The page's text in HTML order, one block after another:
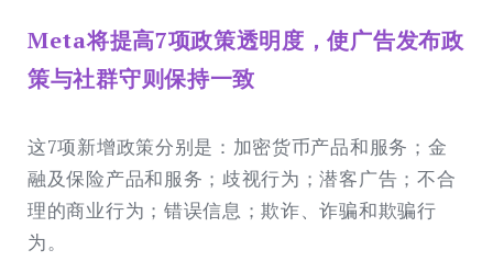
Meta将提高7项政策透明度，使广告发布政
策与社群守则保持一致
这7项新增政策分别是：加密货币产品和服务；金
融及保险产品和服务；歧视行为；潜客广告；不合
理的商业行为；错误信息；欺诈、诈骗和欺骗行
为。